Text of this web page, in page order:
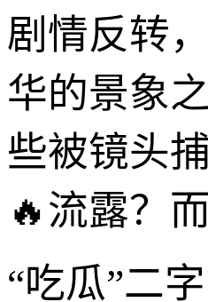
剧情反转
华的景象
些被镜头
🔥流露？
“吃瓜”二